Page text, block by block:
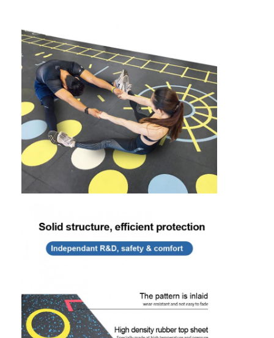
পণ্য
কারখানা ভ্রমণ
মান নিয়ন্ত্রণ
খবর
এখন চ্যাট